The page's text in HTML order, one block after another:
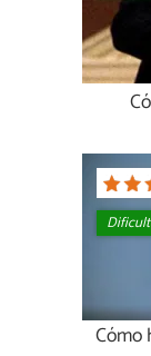
Cómo